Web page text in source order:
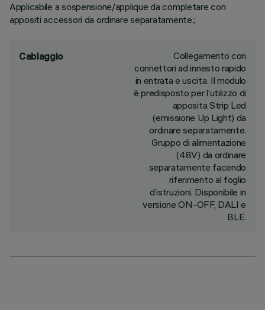
Applicabile a sospensione/applique da completare con
appositi accessori da ordinare separatamente.;
Cablaggio
Collegamento con
connettori ad innesto rapido
in entrata e uscita. Il modulo
è predisposto per l’utilizzo di
apposita Strip Led
(emissione Up Light) da
ordinare separatamente.
Gruppo di alimentazione
(48V) da ordinare
separatamente facendo
riferimento al foglio
d’istruzioni. Disponibile in
versione ON-OFF, DALI e
BLE.